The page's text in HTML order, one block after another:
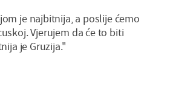
je najbitnija, a poslije ćemo
Vjerujem da će to biti
je Gruzija.''